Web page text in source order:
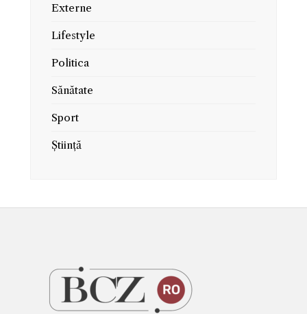
Externe
Lifestyle
Politica
Sănătate
Sport
Știință